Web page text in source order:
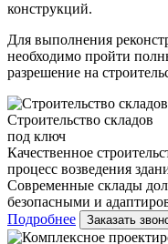
конструкций.
Для выполнения
необходимо пройти
разрешение на
Строительство складов
под ключ
Качественное
процесс возведения
Современные склады
безопасными и
Подробнее
Заказать